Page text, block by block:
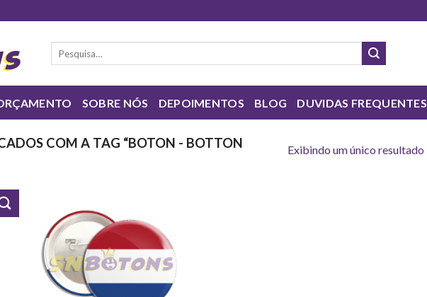
SOBRE NÓS DEPOIMENTOS BLOG DUVIDAS FREQUENTES
COM A TAG “BOTON - BOTTON
Exibindo um único resultado